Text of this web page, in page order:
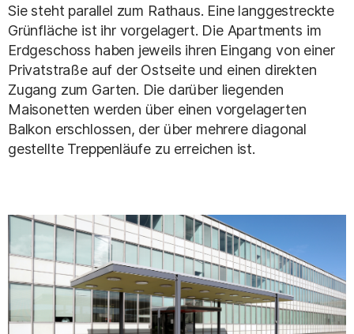
Sie steht parallel zum Rathaus. Eine langgestreckte
Grünfläche ist ihr vorgelagert. Die Apartments im
Erdgeschoss haben jeweils ihren Eingang von einer
Privatstraße auf der Ostseite und einen direkten
Zugang zum Garten. Die darüber liegenden
Maisonetten werden über einen vorgelagerten
Balkon erschlossen, der über mehrere diagonal
gestellte Treppenläufe zu erreichen ist.